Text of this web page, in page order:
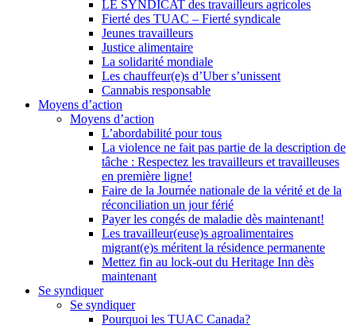
LE SYNDICAT des travailleurs agricoles
Fierté des TUAC – Fierté syndicale
Jeunes travailleurs
Justice alimentaire
La solidarité mondiale
Les chauffeur(e)s d’Uber s’unissent
Cannabis responsable
Moyens d’action
Moyens d’action
L’abordabilité pour tous
La violence ne fait pas partie de la description de
tâche : Respectez les travailleurs et travailleuses
en première ligne!
Faire de la Journée nationale de la vérité et de la
réconciliation un jour férié
Payer les congés de maladie dès maintenant!
Les travailleur(euse)s agroalimentaires
migrant(e)s méritent la résidence permanente
Mettez fin au lock-out du Heritage Inn dès
maintenant
Se syndiquer
Se syndiquer
Pourquoi les TUAC Canada?